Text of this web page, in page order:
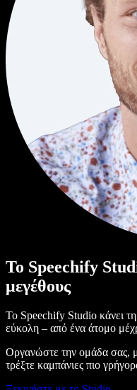
Το Speechify
μεγέθους
Το Speechify Studio κάνει
εύκολη – από ένα άτομο
Οργανώστε την ομάδα σας,
τρέξτε καμπάνιες πιο